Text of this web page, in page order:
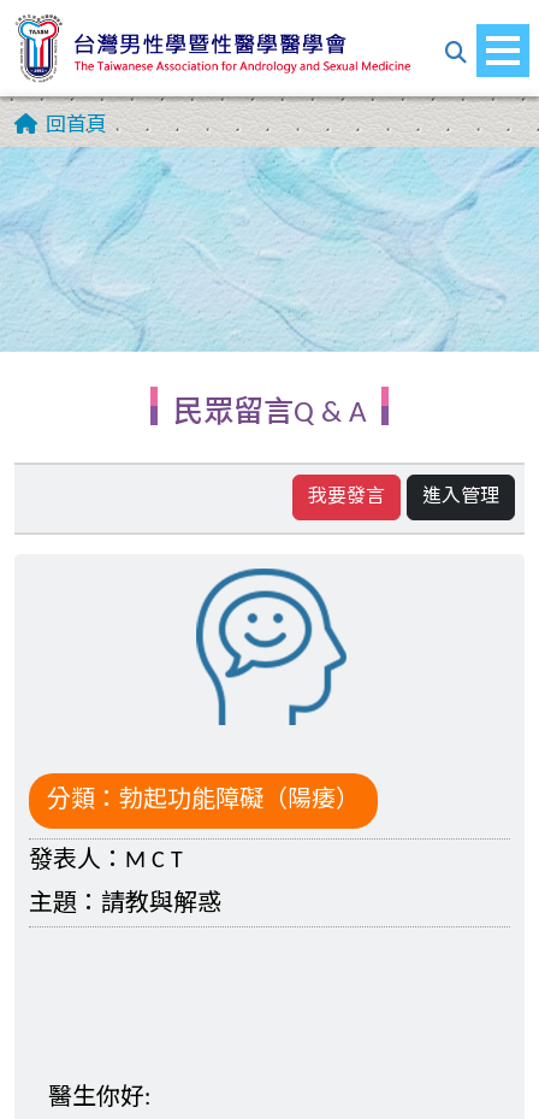
回首頁
民眾留言Q & A
我要發言 進入管理
分類： 勃起功能障礙（陽痿）
發表人： M C T
主題： 請教與解惑
醫生你好: